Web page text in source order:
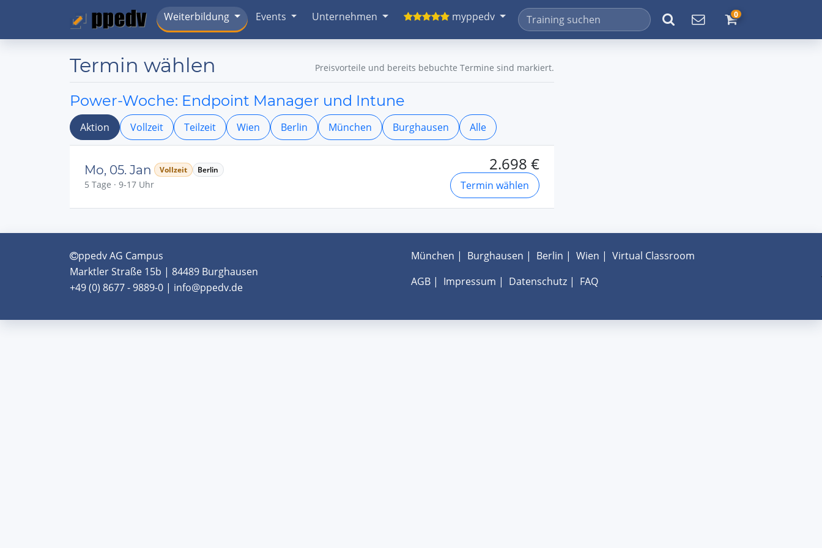
Weiterbildung Events Unternehmen myppedv 0
Termin wählen Preisvorteile und bereits bebuchte Termine sind markiert.
Power-Woche: Endpoint Manager und Intune
Aktion Vollzeit Teilzeit Wien Berlin München Burghausen Alle
Mo, 05. Jan Vollzeit Berlin
5 Tage · 9-17 Uhr
2.698 €
Termin wählen
ppedv AG Campus
Marktler Straße 15b | 84489 Burghausen
+49 (0) 8677 - 9889-0 | info@ppedv.de
München | Burghausen | Berlin | Wien | Virtual Classroom
AGB| Impressum | Datenschutz| FAQ